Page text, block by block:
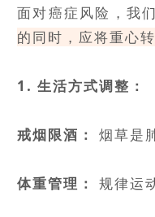
面对癌症风险，我
的同时，应将重心
1. 生活方式调整：
戒烟限酒： 烟草是
体重管理： 规律运